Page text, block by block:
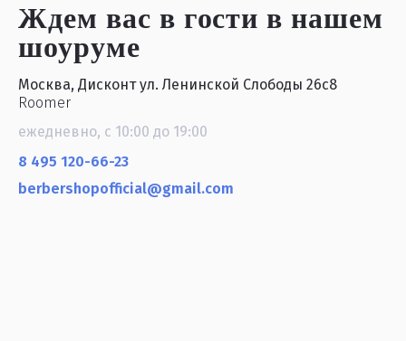
Ждем вас в гостив нашем
шоуруме
Москва, Дисконт ул. Ленинской Слободы 26с8
Roomer
ежедневно, с 10:00 до 19:00
8 495 120-66-23
berbershopofficial@gmail.com